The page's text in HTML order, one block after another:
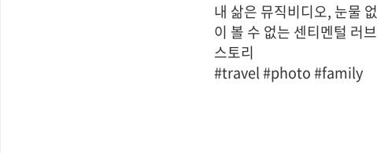
내 삶은 뮤직비디오, 눈물 없
이 볼 수 없는 센티멘털 러브
스토리
#travel #photo #family